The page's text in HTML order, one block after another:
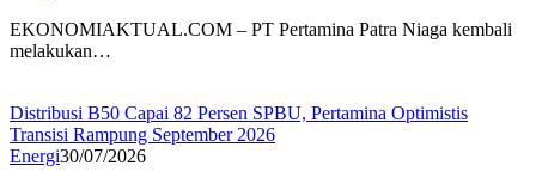
EKONOMIAKTUAL.COM – PT Pertamina Patra Niaga kembali
melakukan…
Distribusi B50 Capai 82 Persen SPBU, Pertamina Optimistis
Transisi Rampung September 2026
Energi30/07/2026